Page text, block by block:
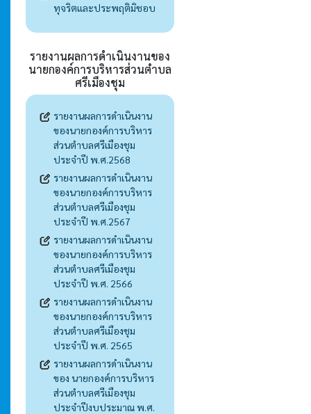
ทุจริตและประพฤติมิชอบ
รายงานผลการดำเนินงานของ
นายกองค์การบริหารส่วนตำบล
ศรีเมืองชุม
รายงานผลการดำเนินงาน
ของนายกองค์การบริหาร
ส่วนตำบลศรีเมืองชุม
ประจำปี พ.ศ.2568
รายงานผลการดำเนินงาน
ของนายกองค์การบริหาร
ส่วนตำบลศรีเมืองชุม
ประจำปี พ.ศ.2567
รายงานผลการดำเนินงาน
ของนายกองค์การบริหาร
ส่วนตำบลศรีเมืองชุม
ประจำปี พ.ศ. 2566
รายงานผลการดำเนินงาน
ของนายกองค์การบริหาร
ส่วนตำบลศรีเมืองชุม
ประจำปี พ.ศ. 2565
รายงานผลการดำเนินงาน
ของ นายกองค์การบริหาร
ส่วนตำบลศรีเมืองชุม
ประจำปีงบประมาณ พ.ศ.